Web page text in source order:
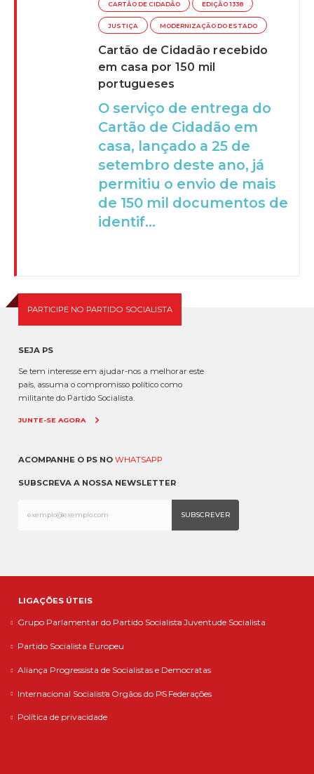
CARTÃO DE CIDADÃO EDIÇÃO 1338
JUSTIÇA MODERNIZAÇÃO DO ESTADO
Cartão de Cidadão recebido
em casa por 150 mil
portugueses
O serviço de entrega do
Cartão de Cidadão em
casa, lançado a 25 de
setembro deste ano, já
permitiu o envio de mais
de 150 mil documentos de
identif...
PARTICIPE NO PARTIDO SOCIALISTA
SEJA PS
Se tem interesse em ajudar-nos a melhorar este
país, assuma o compromisso político como
militante do Partido Socialista.
JUNTE-SE AGORA
ACOMPANHE O PS NO WHATSAPP
SUBSCREVA A NOSSA NEWSLETTER
LIGAÇÕES ÚTEIS
Grupo Parlamentar do Partido Socialista Juventude Socialista
Partido Socialista Europeu
Aliança Progressista de Socialistas e Democratas
Internacional Socialista Orgãos do PS Federações
Política de privacidade